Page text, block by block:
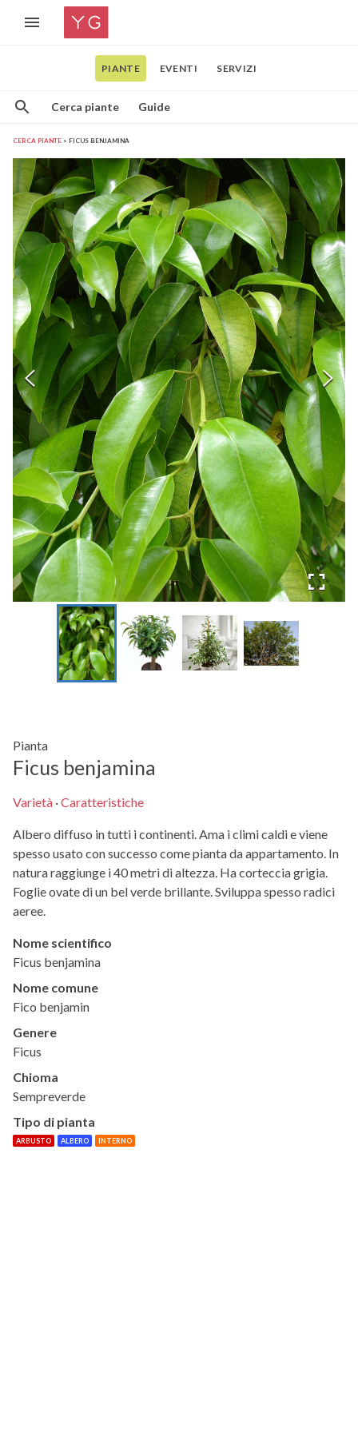
PIANTE EVENTI SERVIZI
Cerca piante Guide
CERCA PIANTE FICUS BENJAMINA
Pianta
Ficus benjamina
Varietà ·Caratteristiche
Albero diffuso in tutti i continenti. Ama i climi caldi e viene
spesso usato con successo come pianta da appartamento. In
natura raggiunge i 40 metri di altezza. Ha corteccia grigia.
Foglie ovate di un bel verde brillante. Sviluppa spesso radici
aeree.
Nome scientifico
Ficus benjamina
Nome comune
Fico benjamin
Genere
Ficus
Chioma
Sempreverde
Tipo di pianta
ARBUSTO ALBERO INTERNO